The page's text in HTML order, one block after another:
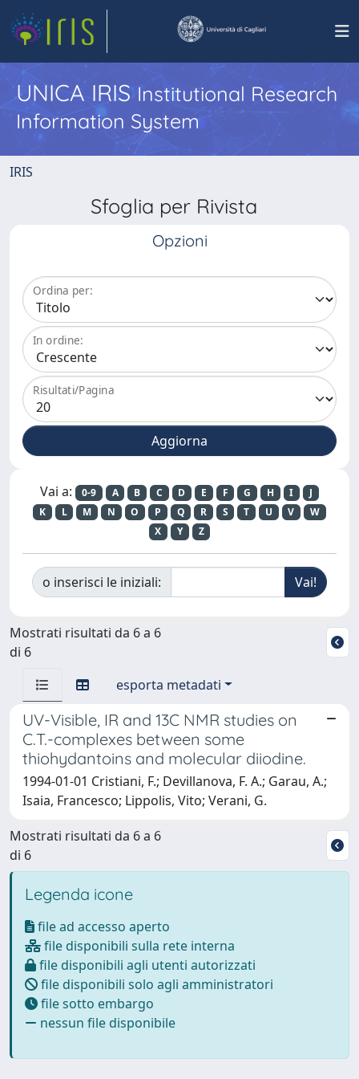
UNICA IRISInstitutional Research
Information System
IRIS
Sfoglia per Rivista
Opzioni
Ordina per:
In ordine:
Risultati/Pagina
Vai a: 0-9 A B C D E F G H I
J
K
L M N O P Q R S T U V
W
X
Y Z
o inserisci le iniziali:
Mostrati risultati da 6 a 6
di 6
esporta metadati
UV-Visible, IR and 13C NMR studies on
C.T.-complexes between some
thiohydantoins and molecular diiodine.
1994-01-01 Cristiani, F.; Devillanova, F. A.; Garau, A.;
Isaia, Francesco; Lippolis, Vito; Verani, G.
Mostrati risultati da 6 a 6
di 6
Legenda icone
file ad accesso aperto
file disponibili sulla rete interna
file disponibili agli utenti autorizzati
file disponibili solo agli amministratori
file sotto embargo
nessun file disponibile